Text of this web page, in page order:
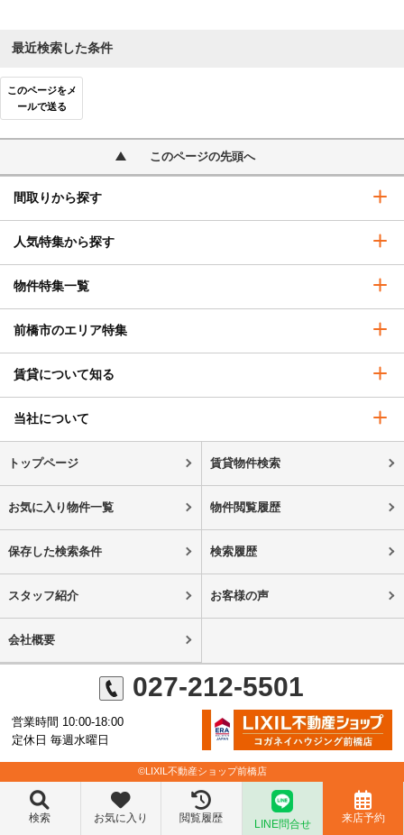
最近検索した条件
このページをメ
ールで送る
このページの先頭へ
間取りから探す
人気特集から探す
物件特集一覧
前橋市のエリア特集
賃貸について知る
当社について
トップページ 賃貸物件検索
お気に入り物件一覧 物件閲覧履歴
保存した検索条件 検索履歴
スタッフ紹介 お客様の声
会社概要
027-212-5501
営業時間 10:00-18:00
定休日 毎週水曜日
©LIXIL不動産ショップ前橋店
検索 お気に入り 閲覧履歴 LINE問合せ 来店予約